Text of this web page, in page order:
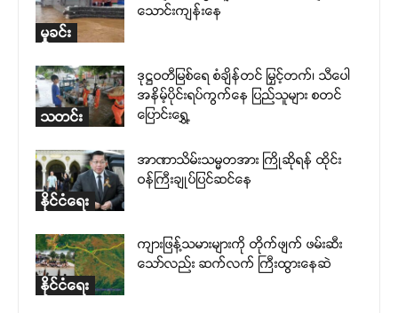
မှုခင်း
သောင်းကျန်းနေ
သတင်း
ဒုဋ္ဌဝတီမြစ်ရေ စံချိန်တင် မြှင့်တက်၊ သီပေါ
အနိမ့်ပိုင်းရပ်ကွက်နေ ပြည်သူများ စတင်
ပြောင်းရွှေ့
နိုင်ငံရေး
အာဏာသိမ်းသမ္မတအား ကြိုဆိုရန် ထိုင်း
ဝန်ကြီးချုပ်ပြင်ဆင်နေ
နိုင်ငံရေး
ကျားဖြန့်သမားများကို တိုက်ဖျက် ဖမ်းဆီး
သော်လည်း ဆက်လက် ကြီးထွားနေဆဲ